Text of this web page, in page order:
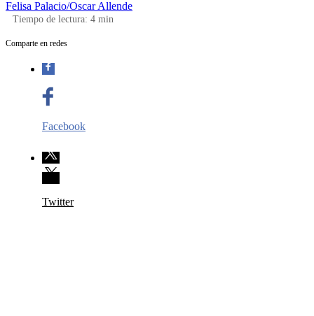
Felisa Palacio/Oscar Allende
Tiempo de lectura: 4 min
Comparte en redes
Facebook
Twitter